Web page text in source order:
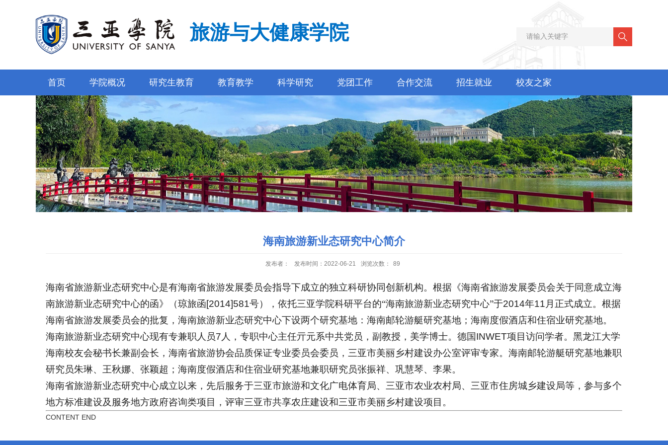
旅游与大健康学院
首页 学院概况 研究生教育 教育教学 科学研究 党团工作 合作交流 招生就业 校友之家
海南旅游新业态研究中心简介
发布者： 发布时间：2022-06-21 浏览次数： 89
海南省旅游新业态研究中心是有海南省旅游发展委员会指导下成立的独立科研协同创新机构。根据《海南省旅游发展委员会关于同意成立海
南旅游新业态研究中心的函》（琼旅函[2014]581号），依托三亚学院科研平台的“海南旅游新业态研究中心”于2014年11 月正式成立。根据
海南省旅游发展委员会的批复，海南旅游新业态研究中心下设两个研究基地：海南邮轮游艇研究基地；海南度假酒店和住宿业研究基地。
海南旅游新业态研究中心现有专兼职人员7 人，专职中心主任亓元系中共党员，副教授，美学博士。德国INWET项目访问学者。黑龙江大学
海南校友会秘书长兼副会长，海南省旅游协会品质保证专业委员会委员，三亚市美丽乡村建设办公室评审专家。海南邮轮游艇研究基地兼职
研究员朱琳、王秋娜、张颖超；海南度假酒店和住宿业研究基地兼职研究员张振祥、巩慧琴、李果。
海南省旅游新业态研究中心成立以来，先后服务于三亚市旅游和文化广电体育局、 三亚市农业农村局、三亚市住房城乡建设局等，参与多个
地方标准建设及服务地方政府咨询类项目，评审三亚市共享农庄建设和三亚市美丽乡村建设项目。
CONTENT END